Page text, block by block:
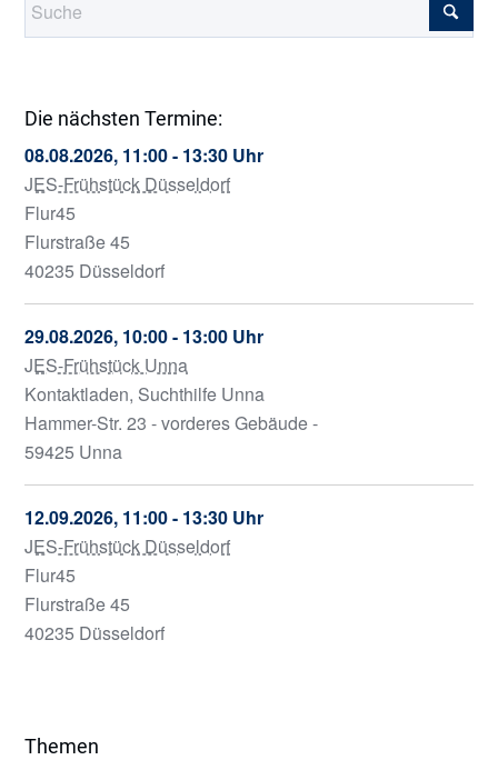
Die nächsten Termine:
08.08.2026, 11:00 - 13:30 Uhr
JES-Frühstück Düsseldorf
Flur45
Flurstraße 45
40235 Düsseldorf
29.08.2026, 10:00 - 13:00 Uhr
JES-Frühstück Unna
Kontaktladen, Suchthilfe Unna
Hammer-Str. 23 - vorderes Gebäude -
59425 Unna
12.09.2026, 11:00 - 13:30 Uhr
JES-Frühstück Düsseldorf
Flur45
Flurstraße 45
40235 Düsseldorf
Themen